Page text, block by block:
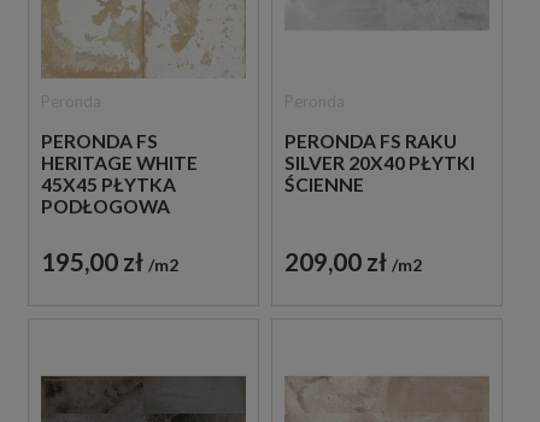
PERONDA FS
HERITAGE WHITE
45X45 PŁYTKA
PODŁOGOWA
195,00 zł m2
PERONDA FS RAKU
SILVER 20X40 PŁYTKI
ŚCIENNE
209,00 zł m2